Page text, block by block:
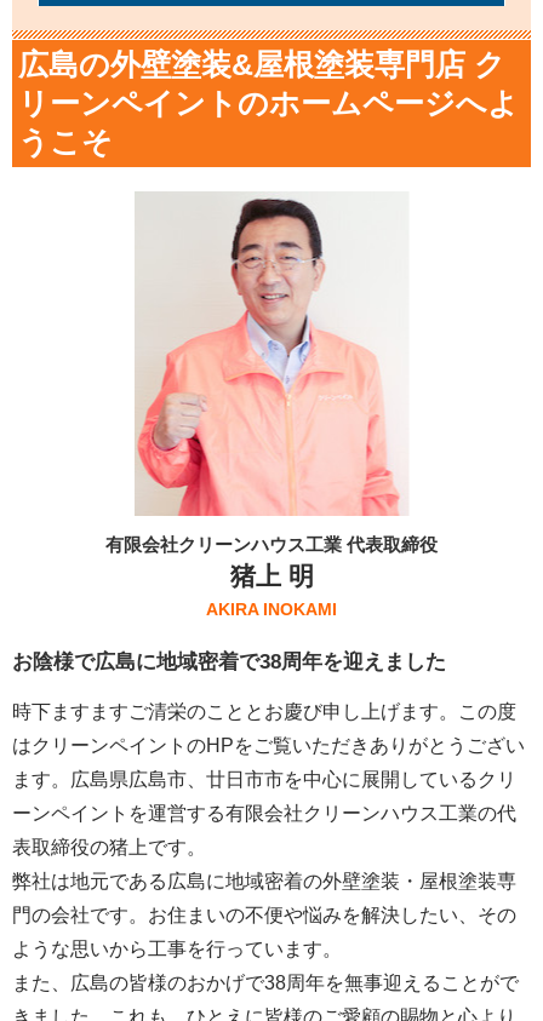
広島の外壁塗装&屋根塗装専門店 ク
リーンペイントのホームページへよ
うこそ
有限会社クリーンハウス工業 代表取締役
猪上 明
AKIRA INOKAMI
お陰様で広島に地域密着で38周年を迎えました
時下ますますご清栄のこととお慶び申し上げます。この度
はクリーンペイントのHPをご覧いただきありがとうござい
ます。広島県広島市、廿日市市を中心に展開しているクリ
ーンペイントを運営する有限会社クリーンハウス工業の代
表取締役の猪上です。
弊社は地元である広島に地域密着の外壁塗装・屋根塗装専
門の会社です。お住まいの不便や悩みを解決したい、その
ような思いから工事を行っています。
また、広島の皆様のおかげで38周年を無事迎えることがで
きました。これも、ひとえに皆様のご愛顧の賜物と心より